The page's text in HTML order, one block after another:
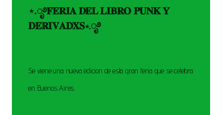
⋆.ೃ࿔𝐅𝐄𝐑𝐈𝐀 𝐃𝐄𝐋 𝐋𝐈𝐁𝐑𝐎 𝐏𝐔𝐍𝐊 𝐘
𝐃𝐄𝐑𝐈𝐕𝐀𝐃𝐗𝐒⋆.ೃ࿔
Se viene una nueva edicion de esta gran feria que se celebra
en Buenos Aires.